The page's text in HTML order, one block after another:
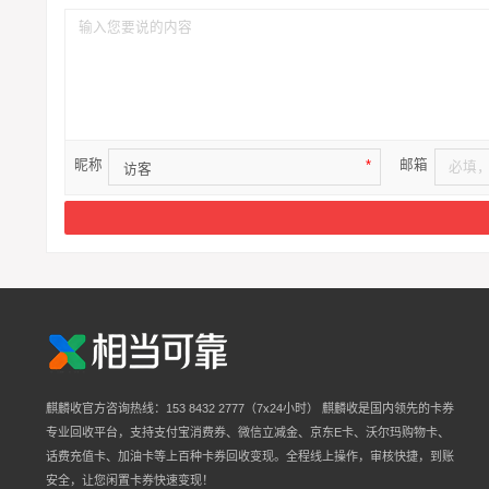
昵称 * 邮箱
麒麟收官方咨询热线：153 8432 2777（7x24小时） 麒麟收是国内领先的卡券
专业回收平台，支持支付宝消费券、微信立减金、京东E卡、沃尔玛购物卡、
话费充值卡、加油卡等上百种卡券回收变现。全程线上操作，审核快捷，到账
安全，让您闲置卡券快速变现！